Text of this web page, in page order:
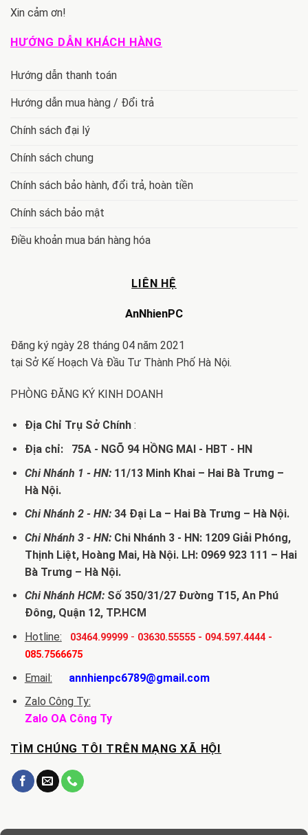
Xin cảm ơn!
HƯỚNG DẪN KHÁCH HÀNG
Hướng dẫn thanh toán
Hướng dẫn mua hàng / Đổi trả
Chính sách đại lý
Chính sách chung
Chính sách bảo hành, đổi trả, hoàn tiền
Chính sách bảo mật
Điều khoản mua bán hàng hóa
LIÊN HỆ
AnNhienPC
Đăng ký ngày 28 tháng 04 năm 2021
tại Sở Kế Hoạch Và Đầu Tư Thành Phố Hà Nội.
PHÒNG ĐĂNG KÝ KINH DOANH
Địa Chỉ Trụ Sở Chính:
Địa chỉ: 75A - NGÕ 94 HỒNG MAI - HBT - HN
Chi Nhánh 1 - HN:11/13 Minh Khai – Hai Bà Trưng –
Hà Nội.
Chi Nhánh 2 - HN:34 Đại La – Hai Bà Trưng – Hà Nội.
Chi Nhánh 3 - HN:Chi Nhánh 3 - HN: 1209 Giải Phóng,
Thịnh Liệt, Hoàng Mai, Hà Nội. LH: 0969 923 111 – Hai
Bà Trưng – Hà Nội.
Chi Nhánh HCM:Số 350/31/27 Đường T15, An Phú
Đông, Quận 12, TP.HCM
Hotline:
03464.99999- 03630.55555- 094.597.4444-
085.7566675
Email:
annhienpc6789@gmail.com
Zalo Công Ty:
Zalo OA Công Ty
TÌM CHÚNG TÔI TRÊN MẠNG XÃ HỘI